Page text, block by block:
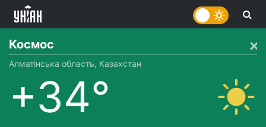
Космос
Алматінська область, Казахстан
+34°